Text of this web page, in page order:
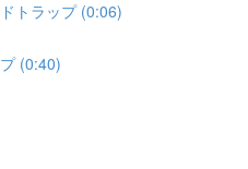
トラップ (0:06)
(0:40)